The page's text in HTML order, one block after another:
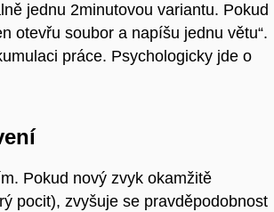
jednu 2minutovou variantu. Pokud
otevřu soubor a napíšu jednu větu“.
práce. Psychologicky jde o
Pokud nový zvyk okamžitě
pocit), zvyšuje se pravděpodobnost